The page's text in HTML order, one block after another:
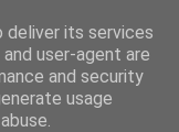
deliver its services
user-agent are
and security
usage